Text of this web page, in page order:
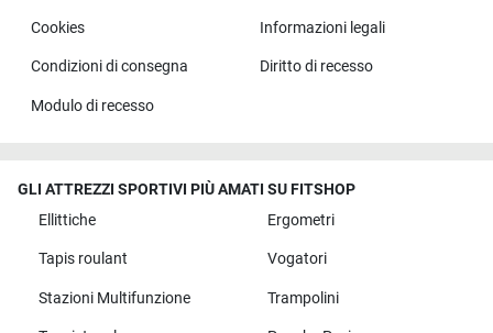
Cookies Informazioni legali
Condizioni di consegna Diritto di recesso
Modulo di recesso
GLI ATTREZZI SPORTIVI PIÙ AMATI SU FITSHOP
Ellittiche
Ergometri
Tapis roulant Vogatori
Stazioni Multifunzione Trampolini